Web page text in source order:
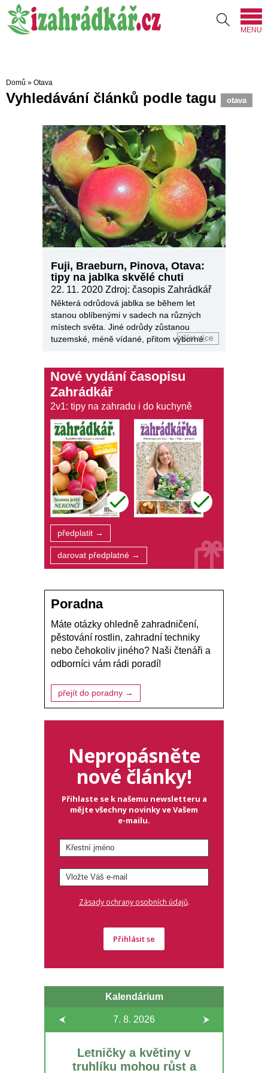
MENU
Domů » Otava
Vyhledávání článků podle tagu otava
Fuji, Braeburn, Pinova, Otava:
tipy na jablka skvělé chuti
22. 11. 2020 Zdroj: časopis Zahrádkář
Některá odrůdová jablka se během let
stanou oblíbenými v sadech na různých
místech světa. Jiné odrůdy zůstanou
tuzemské, méně vídané, přitom výborné.
číst více
Nové vydání časopisu
Zahrádkář
2v1: tipy na zahradu i do kuchyně
předplatit →
darovat předplatné →
Poradna
Máte otázky ohledně zahradničení,
pěstování rostlin, zahradní techniky
nebo čehokoliv jiného? Naši čtenáři a
odborníci vám rádi poradí!
přejít do poradny →
Nepropásněte
nové články!
Přihlaste se k našemu newsletteru a
mějte všechny novinky ve Vašem
e-mailu.
Zásady ochrany osobních údajů.
Přihlásit se
Kalendárium
7. 8. 2026
Letničky a květiny v
truhlíku mohou růst a